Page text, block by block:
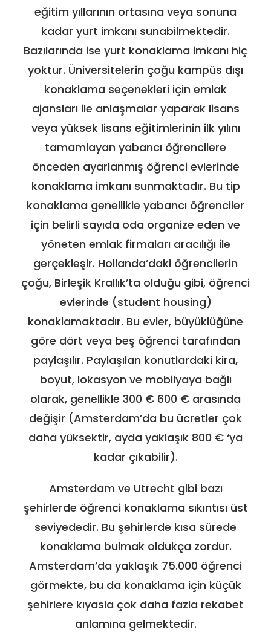
eğitim yıllarının ortasına veya sonuna
kadar yurt imkanı sunabilmektedir.
Bazılarında ise yurt konaklama imkanı hiç
yoktur. Üniversitelerin çoğu kampüs dışı
konaklama seçenekleri için emlak
ajansları ile anlaşmalar yaparak lisans
veya yüksek lisans eğitimlerinin ilk yılını
tamamlayan yabancı öğrencilere
önceden ayarlanmış öğrenci evlerinde
konaklama imkanı sunmaktadır. Bu tip
konaklama genellikle yabancı öğrenciler
için belirli sayıda oda organize eden ve
yöneten emlak firmaları aracılığı ile
gerçekleşir. Hollanda’daki öğrencilerin
çoğu, Birleşik Krallık’ta olduğu gibi, öğrenci
evlerinde (student housing)
konaklamaktadır. Bu evler, büyüklüğüne
göre dört veya beş öğrenci tarafından
paylaşılır. Paylaşılan konutlardaki kira,
boyut, lokasyon ve mobilyaya bağlı
olarak, genellikle 300 € 600 € arasında
değişir (Amsterdam’da bu ücretler çok
daha yüksektir, ayda yaklaşık 800 € ‘ya
kadar çıkabilir).
Amsterdam ve Utrecht gibi bazı
şehirlerde öğrenci konaklama sıkıntısı üst
seviyededir. Bu şehirlerde kısa sürede
konaklama bulmak oldukça zordur.
Amsterdam’da yaklaşık 75.000 öğrenci
görmekte, bu da konaklama için küçük
şehirlere kıyasla çok daha fazla rekabet
anlamına gelmektedir.